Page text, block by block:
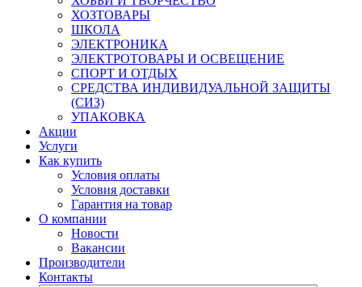
ХОЗТОВАРЫ
ШКОЛА
ЭЛЕКТРОНИКА
ЭЛЕКТРОТОВАРЫ И ОСВЕЩЕНИЕ
СПОРТ И ОТДЫХ
СРЕДСТВА ИНДИВИДУАЛЬНОЙ ЗАЩИТЫ
(СИЗ)
УПАКОВКА
Акции
Услуги
Как купить
Условия оплаты
Условия доставки
Гарантия на товар
О компании
Новости
Вакансии
Производители
Контакты